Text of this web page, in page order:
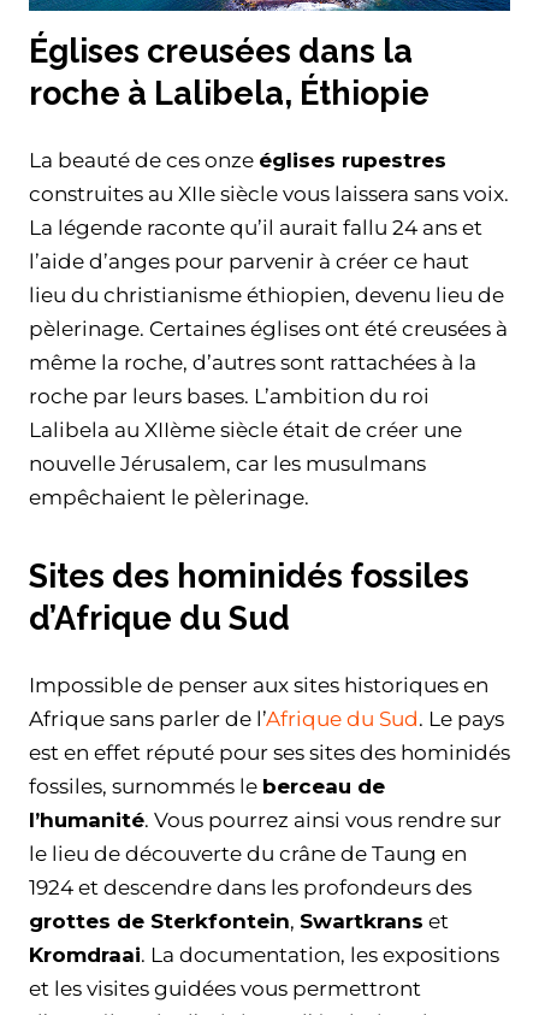
Églises creusées dans la
roche à Lalibela, Éthiopie
La beauté de ces onze églises rupestres
construites au XIIe siècle vous laissera sans voix.
La légende raconte qu’il aurait fallu 24 ans et
l’aide d’anges pour parvenir à créer ce haut
lieu du christianisme éthiopien, devenu lieu de
pèlerinage. Certaines églises ont été creusées à
même la roche, d’autres sont rattachées à la
roche par leurs bases. L’ambition du roi
Lalibela au XIIème siècle était de créer une
nouvelle Jérusalem, car les musulmans
empêchaient le pèlerinage.
Sites des hominidés fossiles
d’Afrique du Sud
Impossible de penser aux sites historiques en
Afrique sans parler de l’Afrique du Sud. Le pays
est en effet réputé pour ses sites des hominidés
fossiles, surnommés le berceau de
l’humanité. Vous pourrez ainsi vous rendre sur
le lieu de découverte du crâne de Taung en
1924 et descendre dans les profondeurs des
grottes de Sterkfontein, Swartkrans et
Kromdraai. La documentation, les expositions
et les visites guidées vous permettront